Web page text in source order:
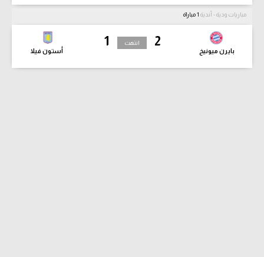
مباريات ودية - أندية
2
بايرن ميونيخ
1
أستون فيلا
انتهت